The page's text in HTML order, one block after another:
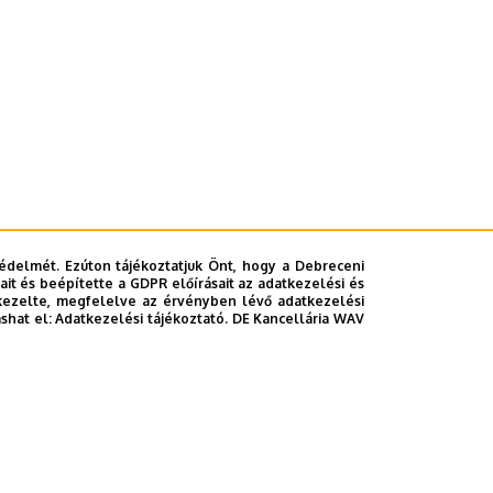
Ezúton tájékoztatjuk Önt, hogy a Debreceni
és beépítette a GDPR előírásait az adatkezelési és
megfelelve az érvényben lévő adatkezelési
el:Adatkezelési tájékoztató. DE Kancellária WAV